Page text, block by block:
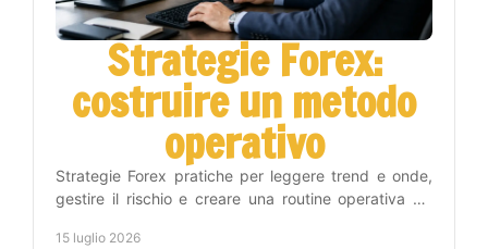
Strategie Forex:
costruire un metodo
operativo
Strategie Forex pratiche per leggere trend e onde,
gestire il rischio e creare una routine operativa sui
15 luglio 2026